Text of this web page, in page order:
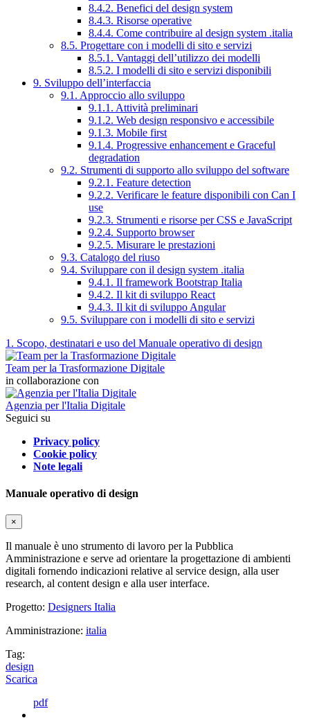
8.4.2. Benefici del design system
8.4.3. Risorse operative
8.4.4. Come contribuire al design system .italia
8.5. Progettare con i modelli di sito e servizi
8.5.1. Vantaggi dell’utilizzo dei modelli
8.5.2. I modelli di sito e servizi disponibili
9. Sviluppo dell’interfaccia
9.1. Approccio allo sviluppo
9.1.1. Attività preliminari
9.1.2. Web design responsivo e accessibile
9.1.3. Mobile first
9.1.4. Progressive enhancement e Graceful
degradation
9.2. Strumenti di supporto allo sviluppo del software
9.2.1. Feature detection
9.2.2. Verificare le feature disponibili con Can I
use
9.2.3. Strumenti e risorse per CSS e JavaScript
9.2.4. Supporto browser
9.2.5. Misurare le prestazioni
9.3. Catalogo del riuso
9.4. Sviluppare con il design system .italia
9.4.1. Il framework Bootstrap Italia
9.4.2. Il kit di sviluppo React
9.4.3. Il kit di sviluppo Angular
9.5. Sviluppare con i modelli di sito e servizi
1. Scopo, destinatari e uso del Manuale operativo di design
Team per la Trasformazione Digitale
in collaborazione con
Agenzia per l'Italia Digitale
Seguici su
Privacy policy
Cookie policy
Note legali
Manuale operativo di design
×
Il manuale è uno strumento di lavoro per la Pubblica
Amministrazione e serve ad orientare la progettazione di ambienti
digitali fornendo indicazioni relative al service design, alla user
research, al content design e alla user interface.
Progetto: Designers Italia
Amministrazione: italia
Tag:
design
Scarica
pdf